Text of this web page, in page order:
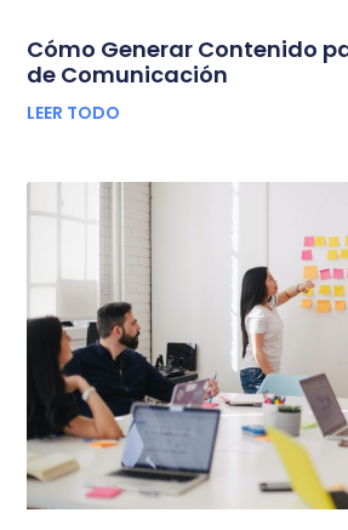
Cómo Generar Contenido
de Comunicación
LEER TODO